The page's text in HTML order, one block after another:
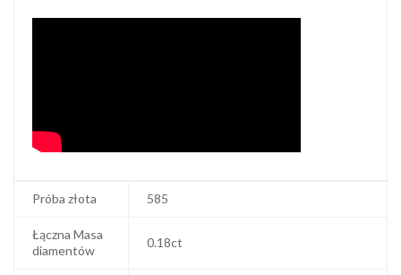
Próba złota 585
Łączna Masa
diamentów
0.18ct